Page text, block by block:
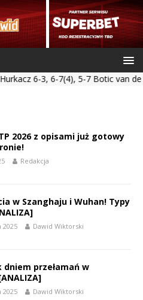
6-3, 6-7(4), 5-7 Botic van de
2026 z opisami już gotowy
Redakcja
w Szanghaju i Wuhan! Typy
2025 Dawid Wiktorski
dniem przełamań w
2025 Dawid Wiktorski